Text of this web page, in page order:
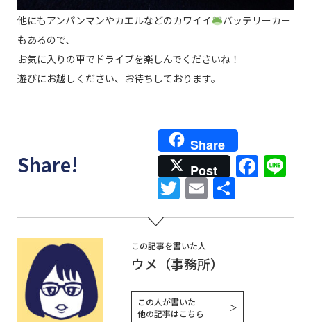
他にもアンパンマンやカエルなどのカワイイ
バッテリーカー
もあるので、
お気に入りの車でドライブを楽しんでくださいね！
遊びにお越しください、お待ちしております。
Share!
Share
Post
Twitter
Email
有
この記事を書いた人
ウメ（事務所）
この人が書いた
他の記事はこちら
＞